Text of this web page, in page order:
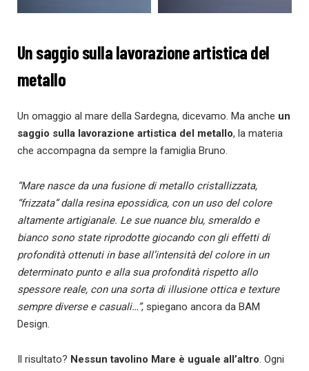
Un saggio sulla lavorazione artistica del
metallo
Un omaggio al mare della Sardegna, dicevamo. Ma anche un
saggio sulla lavorazione artistica del metallo, la materia
che accompagna da sempre la famiglia Bruno.
“Mare nasce da una fusione di metallo cristallizzata,
“frizzata” dalla resina epossidica, con un uso del colore
altamente artigianale. Le sue nuance blu, smeraldo e
bianco sono state riprodotte giocando con gli effetti di
profondità ottenuti in base all’intensità del colore in un
determinato punto e alla sua profondità rispetto allo
spessore reale, con una sorta di illusione ottica e texture
sempre diverse e casuali…”, spiegano ancora da BAM
Design.
Il risultato? Nessun tavolino Mare è uguale all’altro. Ogni